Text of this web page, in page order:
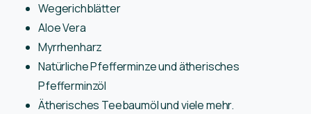
Wegerichblätter
Aloe Vera
Myrrhenharz
Natürliche Pfefferminze und ätherisches
Pfefferminzöl
Ätherisches Teebaumöl und viele mehr.